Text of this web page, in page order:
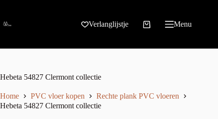
Verlanglijstje Menu
Hebeta 54827 Clermont collectie
Home PVC vloer kopen
Rechte plank PVC vloeren
Hebeta 54827 Clermont collectie